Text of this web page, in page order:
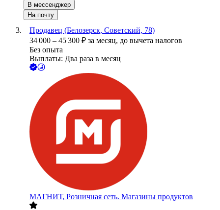
В мессенджер
На почту
Продавец (Белозерск, Советский, 78)
34 000 – 45 300 ₽ за месяц, до вычета налогов
Без опыта
Выплаты: Два раза в месяц
МАГНИТ, Розничная сеть. Магазины продуктов